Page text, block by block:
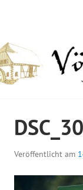
Veröffentlicht am